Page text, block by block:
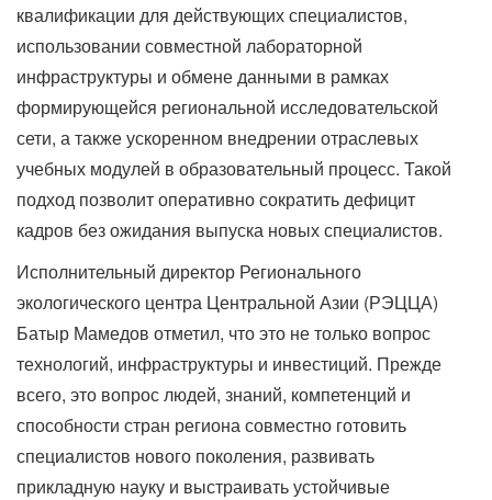
квалификации для действующих специалистов,
использовании совместной лабораторной
инфраструктуры и обмене данными в рамках
формирующейся региональной исследовательской
сети, а также ускоренном внедрении отраслевых
учебных модулей в образовательный процесс. Такой
подход позволит оперативно сократить дефицит
кадров без ожидания выпуска новых специалистов.
Исполнительный директор Регионального
экологического центра Центральной Азии (РЭЦЦА)
Батыр Мамедов отметил, что это не только вопрос
технологий, инфраструктуры и инвестиций. Прежде
всего, это вопрос людей, знаний, компетенций и
способности стран региона совместно готовить
специалистов нового поколения, развивать
прикладную науку и выстраивать устойчивые